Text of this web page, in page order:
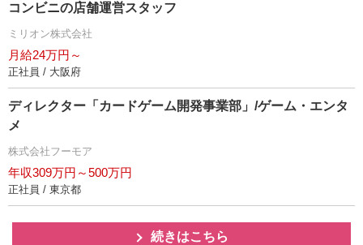
コンビニの店舗運営スタッフ
ミリオン株式会社
月給24万円～
正社員 / 大阪府
ディレクター「カードゲーム開発事業部」/ゲーム・エンタ
メ
株式会社フーモア
年収309万円～500万円
正社員 / 東京都
続きはこちら